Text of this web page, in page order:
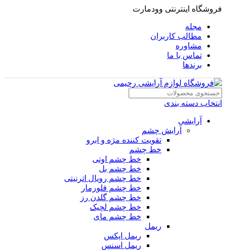
فروشگاه اینترنتی وودمارت
مجله
مطالب کاربران
مشاوره
تماس با ما
برندها
انتخاب دسته بندی
آرایشی
آرایش چشم
تقویت کننده مژه و ابرو
خط چشم
خط چشم اوتی
خط چشم بل
خط چشم رویال اترنیتی
خط چشم فلورمار
خط چشم گلدن رز
خط چشم لچیک
خط چشم مای
ریمل
ریمل اپکس
ریمل اسنس